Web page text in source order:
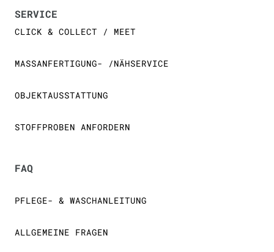
SERVICE
CLICK & COLLECT / MEET
MASSANFERTIGUNG- /NÄHSERVICE
OBJEKTAUSSTATTUNG
STOFFPROBEN ANFORDERN
FAQ
PFLEGE- & WASCHANLEITUNG
ALLGEMEINE FRAGEN